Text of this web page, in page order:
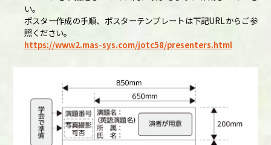
い。
ポスター作成の手順、ポスターテンプレートは下記URLからご参
照ください。
https://www2.mas-sys.com/jotc58/presenters.html